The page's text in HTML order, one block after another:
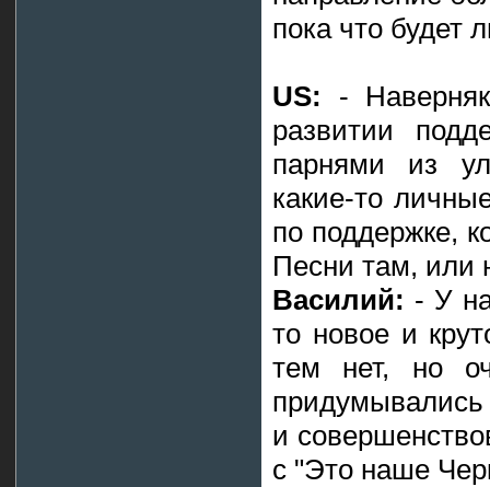
пока что будет
US: -
развитии
парнями из
какие-то
по поддержке,
Песни там, или
Василий: - У
то новое и
тем нет, но
и
с "Это наше